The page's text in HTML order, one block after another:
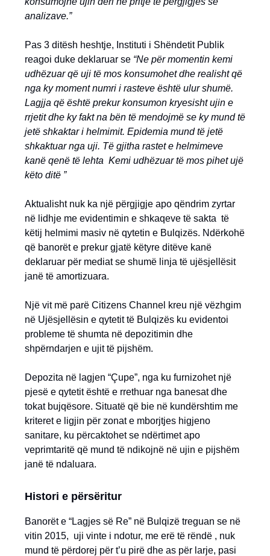
analizave.”
Pas 3 ditësh heshtje, Instituti i Shëndetit Publik
reagoi duke deklaruar se “Ne për momentin kemi
udhëzuar që uji të mos konsumohet dhe realisht që
nga ky moment numri i rasteve është ulur shumë.
Lagjja që është prekur konsumon kryesisht ujin e
rrjetit dhe ky fakt na bën të mendojmë se ky mund të
jetë shkaktar i helmimit. Epidemia mund të jetë
shkaktuar nga uji. Të gjitha rastet e helmimeve
kanë qenë të lehta Kemi udhëzuar të mos pihet ujë
këto ditë ”
Aktualisht nuk ka një përgjigje apo qëndrim zyrtar
në lidhje me evidentimin e shkaqeve të sakta të
këtij helmimi masiv në qytetin e Bulqizës. Ndërkohë
që banorët e prekur gjatë këtyre ditëve kanë
deklaruar për mediat se shumë linja të ujësjellësit
janë të amortizuara.
Një vit më parë Citizens Channel kreu një vëzhgim
në Ujësjellësin e qytetit të Bulqizës ku evidentoi
probleme të shumta në depozitimin dhe
shpërndarjen e ujit të pijshëm.
Depozita në lagjen “Çupe”, nga ku furnizohet një
pjesë e qytetit është e rrethuar nga banesat dhe
tokat bujqësore. Situatë që bie në kundërshtim me
kriteret e ligjin për zonat e mborjtjes higjeno
sanitare, ku përcaktohet se ndërtimet apo
veprimtaritë që mund të ndikojnë në ujin e pijshëm
janë të ndaluara.
Histori e përsëritur
Banorët e “Lagjes së Re” në Bulqizë treguan se në
vitin 2015, uji vinte i ndotur, me erë të rëndë , nuk
mund të përdorej për t’u pirë dhe as për larje, pasi